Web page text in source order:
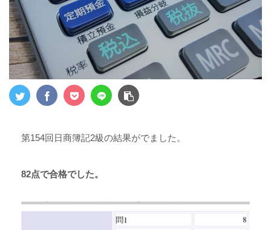
第154回日商簿記2級の結果がでました。
82点で合格でした。